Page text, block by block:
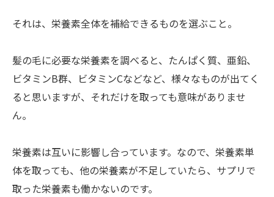
それは、栄養素全体を補給できるものを選ぶこと。
髪の毛に必要な栄養素を調べると、たんぱく質、亜鉛、
ビタミンB群、ビタミンCなどなど、様々なものが出てく
ると思いますが、それだけを取っても意味がありませ
ん。
栄養素は互いに影響し合っています。なので、栄養素単
体を取っても、他の栄養素が不足していたら、サプリで
取った栄養素も働かないのです。